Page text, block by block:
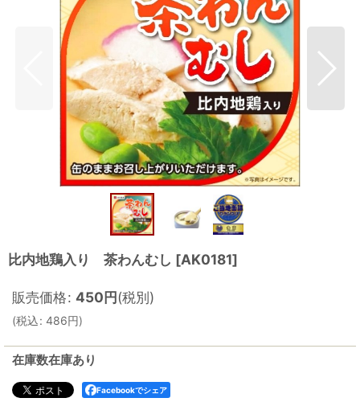
比内地鶏入り 茶わんむし [AK0181]
販売価格: 450円(税別)
(税込: 486円)
在庫数在庫あり
Facebookでシェア